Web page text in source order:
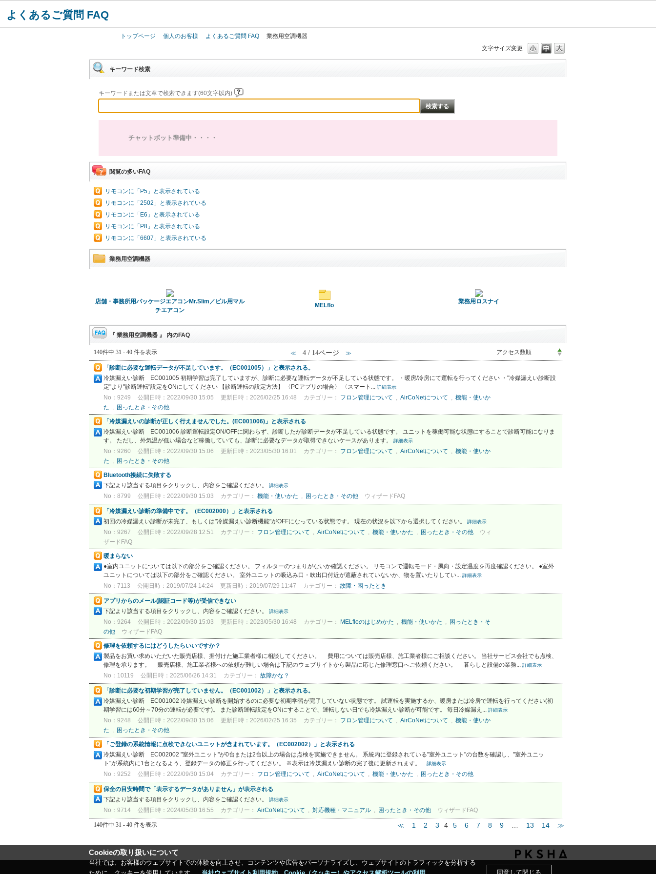
よくあるご質問 FAQ
トップページ 個人のお客様 よくあるご質問 FAQ
業務用空調機器
文字サイズ変更
キーワード検索
キーワードまたは文章で検索できます(60文字以内)
チャットボット準備中・・・・
閲覧の多いFAQ
リモコンに「P5」と表示されている
リモコンに「2502」と表示されている
リモコンに「E6」と表示されている
リモコンに「P8」と表示されている
リモコンに「6607」と表示されている
業務用空調機器
店舗・事務所用パッケージエアコンMr.Slim／ビル用マル
チエアコン
MELflo
業務用ロスナイ
『 業務用空調機器 』 内のFAQ
140件中 31 - 40 件を表示 ≪ 4 / 14ページ ≫
「診断に必要な運転データが不足しています。（EC001005）」と表示される。
冷媒漏えい診断 EC001005 初期学習は完了していますが、診断に必要な運転データが不足している状態です。 ・暖房/冷房にて運転を行ってください ・"冷媒漏えい診断設
定"より"診断運転"設定をONにしてください 【診断運転の設定方法】 〈PCアプリの場合〉 〈スマート... 詳細表示
No：9249 公開日時：2022/09/30 15:05 更新日時：2026/02/25 16:48 カテゴリー： フロン管理について , AirCoNetについて , 機能・使いか
た , 困ったとき・その他
「冷媒漏えいの診断が正しく行えませんでした。(EC001006)」と表示される
冷媒漏えい診断 EC001006 診断運転設定ON/OFFに関わらず、診断したが診断データが不足している状態です。 ユニットを稼働可能な状態にすることで診断可能になりま
す。 ただし、外気温が低い場合など稼働していても、診断に必要なデータが取得できないケースがあります。
詳細表示
No：9260 公開日時：2022/09/30 15:06 更新日時：2023/05/30 16:01 カテゴリー： フロン管理について , AirCoNetについて , 機能・使いか
た , 困ったとき・その他
Bluetooth接続に失敗する
下記より該当する項目をクリックし、内容をご確認ください。
詳細表示
No：8799 公開日時：2022/09/30 15:03 カテゴリー： 機能・使いかた , 困ったとき・その他 ウィザードFAQ
「冷媒漏えい診断の準備中です。（EC002000）」と表示される
初回の冷媒漏えい診断が未完了、もしくは"冷媒漏えい診断機能"がOFFになっている状態です。 現在の状況を以下から選択してください。
詳細表示
No：9267 公開日時：2022/09/28 12:51 カテゴリー： フロン管理について , AirCoNetについて , 機能・使いかた , 困ったとき・その他
ウィ
ザードFAQ
暖まらない
●室内ユニットについては以下の部分をご確認ください。 フィルターのつまりがないか確認ください。 リモコンで運転モード・風向・設定温度を再度確認ください。 ●室外
ユニットについては以下の部分をご確認ください。 室外ユニットの吸込み口・吹出口付近が遮蔽されていないか、物を置いたりしてい... 詳細表示
No：7113 公開日時：2019/07/24 14:24 更新日時：2019/07/29 11:47 カテゴリー： 故障・困ったとき
アプリからのメール(認証コード等)が受信できない
下記より該当する項目をクリックし、内容をご確認ください。
詳細表示
No：9264 公開日時：2022/09/30 15:03 更新日時：2023/05/30 16:48 カテゴリー： MELfloのはじめかた , 機能・使いかた , 困ったとき・そ
の他
ウィザードFAQ
修理を依頼するにはどうしたらいいですか？
製品をお買い求めいただいた販売店様、据付けた施工業者様に相談してください。 費用については販売店様、施工業者様にご相談ください。 当社サービス会社でも点検、
修理を承ります。 販売店様、施工業者様への依頼が難しい場合は下記のウェブサイトから製品に応じた修理窓口へご依頼ください。 暮らしと設備の業務... 詳細表示
No：10119 公開日時：2025/06/26 14:31 カテゴリー： 故障かな？
「診断に必要な初期学習が完了していません。（EC001002）」と表示される。
冷媒漏えい診断 EC001002 冷媒漏えい診断を開始するのに必要な初期学習が完了していない状態です。 試運転を実施するか、暖房または冷房で運転を行ってください(初
期学習には60分～70分の運転が必要です)。 また診断運転設定をONにすることで、運転しない日でも冷媒漏えい診断が可能です。 毎日冷媒漏え... 詳細表示
No：9248 公開日時：2022/09/30 15:06 更新日時：2026/02/25 16:35 カテゴリー： フロン管理について , AirCoNetについて , 機能・使いか
た , 困ったとき・その他
「ご登録の系統情報に点検できないユニットが含まれています。（EC002002）」と表示される
冷媒漏えい診断 EC002002 "室外ユニット"が0台または2台以上の場合は点検を実施できません。 系統内に登録されている"室外ユニット"の台数を確認し、"室外ユニッ
ト"が系統内に1台となるよう、登録データの修正を行ってください。 ※表示は冷媒漏えい診断の完了後に更新されます。... 詳細表示
No：9252 公開日時：2022/09/30 15:04 カテゴリー： フロン管理について , AirCoNetについて , 機能・使いかた , 困ったとき・その他
保全の目安時間で「表示するデータがありません」が表示される
下記より該当する項目をクリックし、内容をご確認ください。
詳細表示
No：9714 公開日時：2024/05/30 16:55 カテゴリー： AirCoNetについて , 対応機種・マニュアル , 困ったとき・その他 ウィザードFAQ
140件中 31 - 40 件を表示 ≪ 1 2 3 4 5 6 7 8 9 13 14 ≫
Cookieの取り扱いについて
当社では、お客様のウェブサイトでの体験を向上させ、コンテンツや広告をパーソナライズし、ウェブサイトのトラフィックを分析する
同意して閉じる